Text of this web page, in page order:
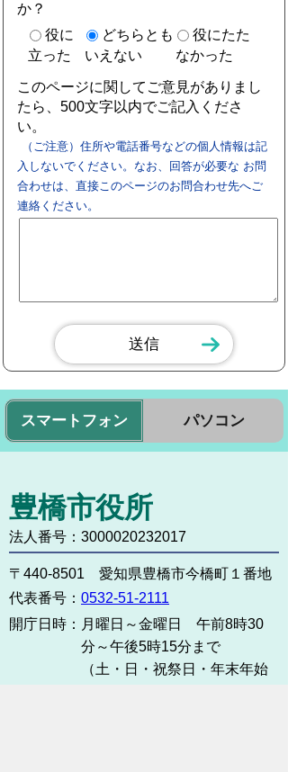
か？
役に
立った
どちらとも
いえない
役にたた
なかった
このページに関してご意見がありまし
たら、500文字以内でご記入くださ
い。
（ご注意）住所や電話番号などの個人情報は記
入しないでください。なお、回答が必要な お問
合わせは、直接このページのお問合わせ先へご
連絡ください。
スマートフォン パソコン
豊橋市役所
法人番号：3000020232017
〒440-8501 愛知県豊橋市今橋町１番地
代表番号： 0532-51-2111
開庁日時： 月曜日～金曜日 午前8時30
分～午後5時15分まで
（土・日・祝祭日・年末年始